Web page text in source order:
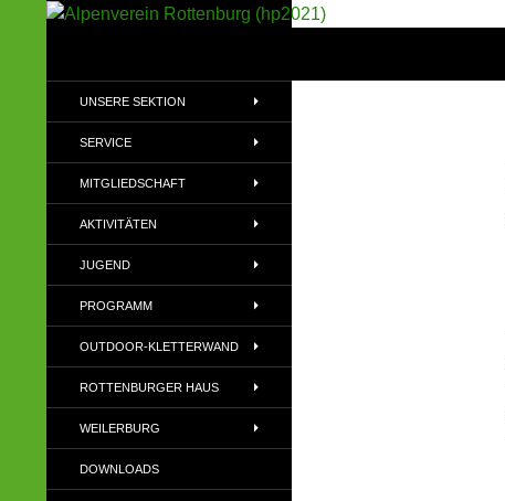
(DAV)
UNSERE SEKTION
SERVICE
MITGLIEDSCHAFT
AKTIVITÄTEN
JUGEND
PROGRAMM
OUTDOOR-KLETTERWAND
ROTTENBURGER HAUS
WEILERBURG
DOWNLOADS